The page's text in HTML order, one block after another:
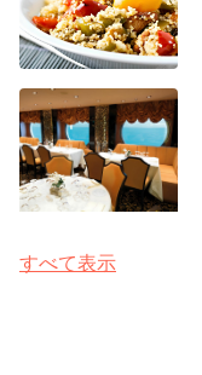
すべて表示